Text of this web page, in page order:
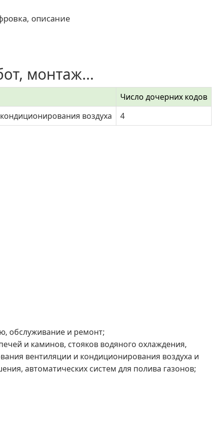
описание
монтаж...
Число дочерних кодов
воздуха 4
обслуживание и ремонт;
и каминов, стояков водяного охлаждения,
вентиляции и кондиционирования воздуха и
автоматических систем для полива газонов;